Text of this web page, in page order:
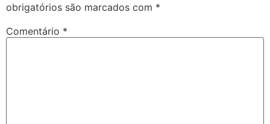
obrigatórios são marcados com *
Comentário *